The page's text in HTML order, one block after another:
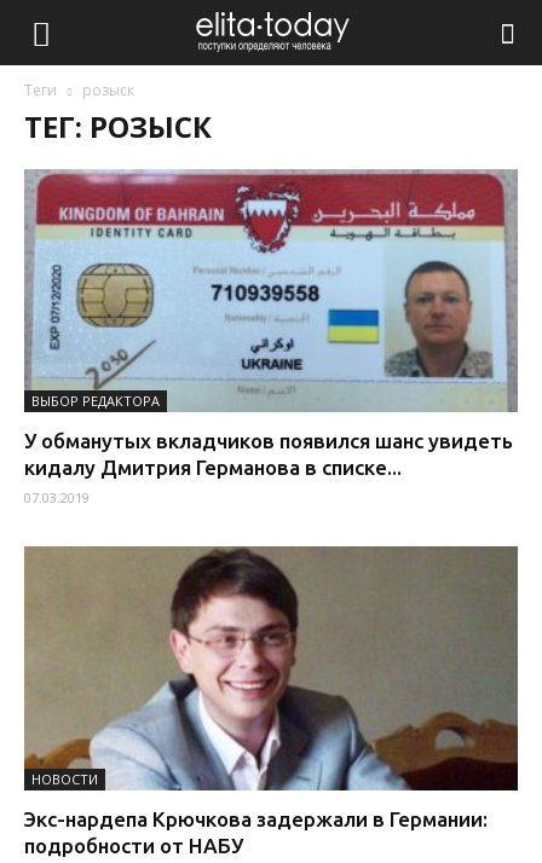
Теги розыск
ТЕГ: РОЗЫСК
ВЫБОР РЕДАКТОРА
У обманутых вкладчиков появился шанс увидеть
кидалу Дмитрия Германова в списке...
07.03.2019
НОВОСТИ
Экс-нардепа Крючкова задержали в Германии:
подробности от НАБУ